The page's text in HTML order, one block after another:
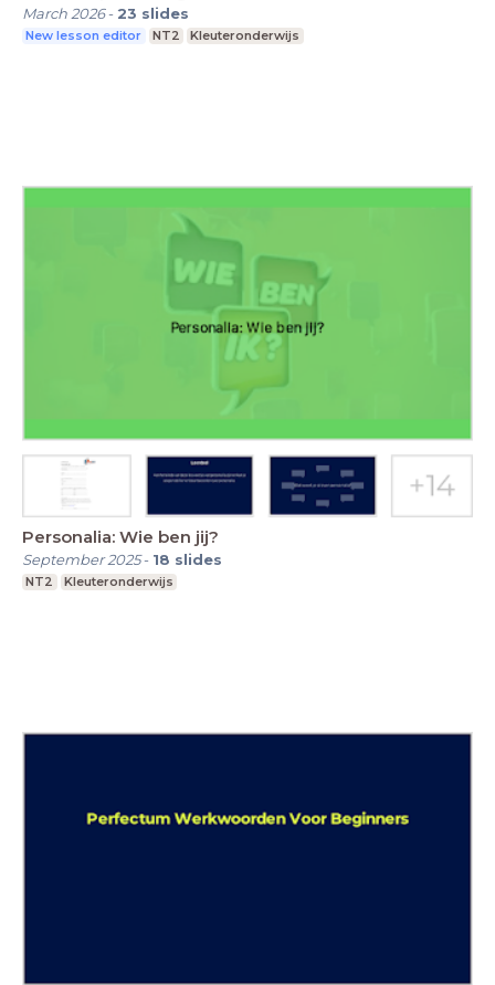
March 2026- 23 slides
New lesson editor NT2 Kleuteronderwijs
Personalia: Wie ben jij?
September 2025- 18 slides
NT2 Kleuteronderwijs